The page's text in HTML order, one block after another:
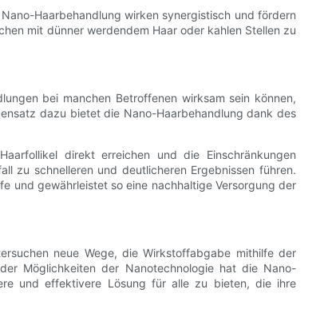
Haarbehandlung wirken synergistisch und fördern
mit dünner werdendem Haar oder kahlen Stellen zu
bei manchen Betroffenen wirksam sein können,
dazu bietet die Nano-Haarbehandlung dank des
direkt erreichen und die Einschränkungen
zu schnelleren und deutlicheren Ergebnissen führen.
und gewährleistet so eine nachhaltige Versorgung der
neue Wege, die Wirkstoffabgabe mithilfe der
Möglichkeiten der Nanotechnologie hat die Nano-
und effektivere Lösung für alle zu bieten, die ihre